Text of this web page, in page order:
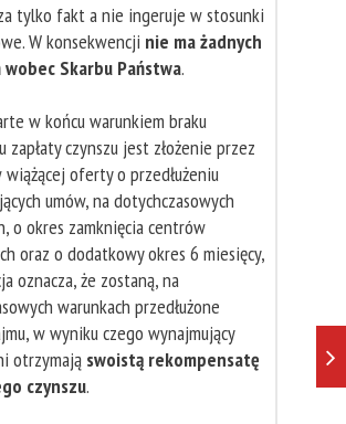
tylko fakt a nie ingeruje w stosunki
W konsekwencji nie ma żadnych
Skarbu Państwa.
w końcu warunkiem braku
zapłaty czynszu jest złożenie przez
wiążącej oferty o przedłużeniu
umów, na dotychczasowych
o okres zamknięcia centrów
oraz o dodatkowy okres 6 miesięcy,
oznacza, że zostaną, na
warunkach przedłużone
w wyniku czego wynajmujący
otrzymają swoistą rekompensatę
czynszu.